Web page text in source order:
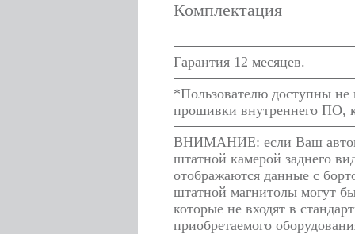
Комплектация
Гарантия 12 месяцев.
*Пользователю доступны не
прошивки внутреннего ПО,
ВНИМАНИЕ: если Ваш
штатной камерой заднего
отображаются данные с
штатной магнитолы могут
которые не входят в
приобретаемого